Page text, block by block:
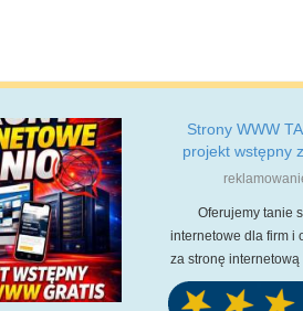
Strony WWW
projekt wstępny
Oferujemy tanie
internetowe dla firm i
za stronę